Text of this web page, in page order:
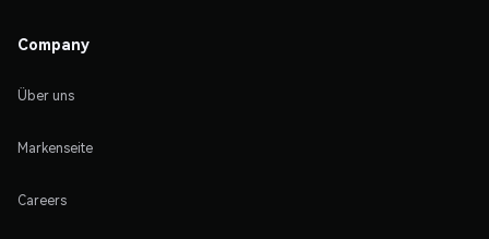
Company
Über uns
Markenseite
Careers